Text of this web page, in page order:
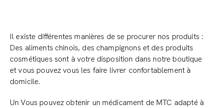
Il existe différentes manières de se procurer nos produits :
Des aliments chinois, des champignons et des produits
cosmétiques sont à votre disposition dans notre boutique
et vous pouvez vous les faire livrer confortablement à
domicile.
Un Vous pouvez obtenir un médicament de MTC adapté à